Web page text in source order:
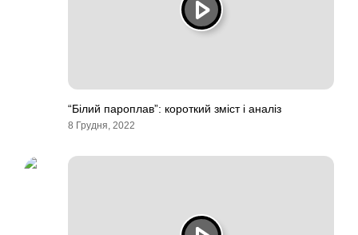
“Білий пароплав”: короткий зміст і аналіз
8 Грудня, 2022